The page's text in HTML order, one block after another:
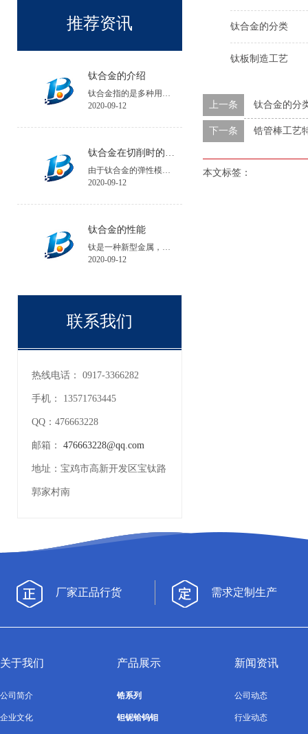
钛合金的分类
钛板制造工艺
上一条 钛合金的分
下一条 锆管棒工艺
本文标签：
推荐资讯
钛合金的介绍
钛合金指的是多种用钛与其他金属制成的合金金属。
2020-09-12
钛合金在切削时的注意事项
由于钛合金的弹性模量小，工件在加工中的夹紧变形和受力变形大，会降低工件的加工精度；工件安装时夹紧力不宜过大，必要时可增加辅助支承。
2020-09-12
钛合金的性能
钛是一种新型金属，钛的性能与所含碳、氮、氢、氧等杂质含量有关，碘化钛杂质含量不超过0.1%。
2020-09-12
联系我们
热线电话： 0917-3366282
手机： 13571763445
QQ： 476663228
邮箱： 476663228@qq.com
地址： 宝鸡市高新开发区宝钛路
郭家村南
厂家正品行货 需求定制生产
关于我们
公司简介
企业文化
产品展示
锆系列
钽铌铪钨钼
新闻资讯
公司动态
行业动态